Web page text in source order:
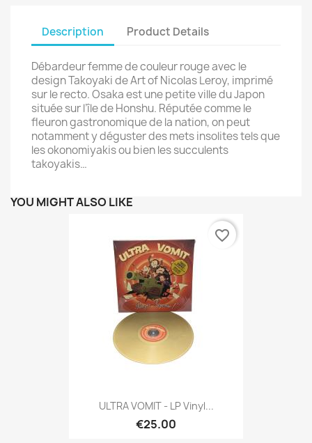
Description Product Details
Débardeur femme de couleur rouge avec le
design Takoyaki de Art of Nicolas Leroy, imprimé
sur le recto. Osaka est une petite ville du Japon
située sur l’île de Honshu. Réputée comme le
fleuron gastronomique de la nation, on peut
notamment y déguster des mets insolites tels que
les okonomiyakis ou bien les succulents
takoyakis…
YOU MIGHT ALSO LIKE
ULTRA VOMIT - LP Vinyl...
€25.00
favorite_border